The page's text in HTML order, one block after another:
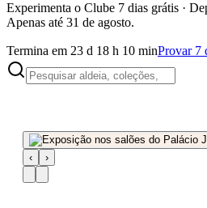
Experimenta o Clube 7 dias grátis ·
Apenas até 31 de agosto.
Termina em 23 d 18 h 10 minProvar 7
‹ ›